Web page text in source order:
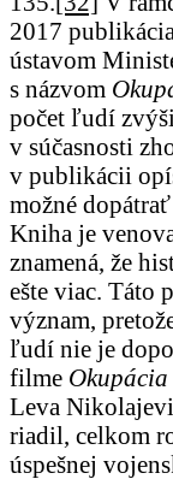
2017
ústavom
s názvom
počet ľudí
v súčasnosti
v publikácii
možné
Kniha je
znamená, že
ešte viac. Táto
význam,
ľudí nie je
filme
Leva
riadil, celkom
úspešnej